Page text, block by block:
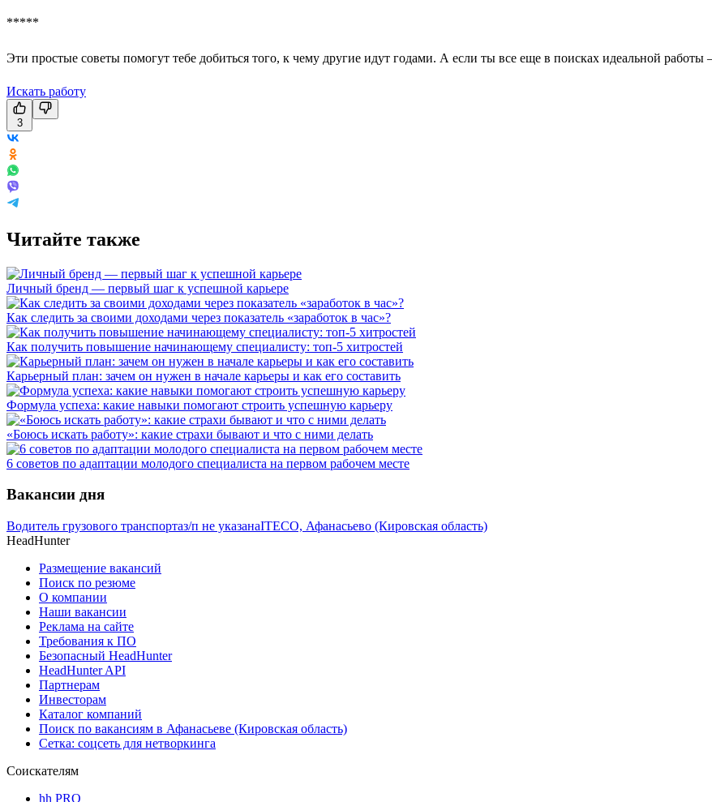
*****
Эти простые советы помогут тебе добиться того, к чему другие идут годами. А если ты все еще в поисках идеальной
Искать работу
3
Читайте также
Личный бренд — первый шаг к успешной карьере
Как следить за своими доходами через показатель «заработок в час»?
Как получить повышение начинающему специалисту: топ-5 хитростей
Карьерный план: зачем он нужен в начале карьеры и как его составить
Формула успеха: какие навыки помогают строить успешную карьеру
«Боюсь искать работу»: какие страхи бывают и что с ними делать
6 советов по адаптации молодого специалиста на первом рабочем месте
Вакансии дня
Водитель грузового транспортаз/п не указанаITECO, Афанасьево (Кировская область)
HeadHunter
Размещение вакансий
Поиск по резюме
О компании
Наши вакансии
Реклама на сайте
Требования к ПО
Безопасный HeadHunter
HeadHunter API
Партнерам
Инвесторам
Каталог компаний
Поиск по вакансиям в Афанасьеве (Кировская область)
Сетка: соцсеть для нетворкинга
Соискателям
hh PRO